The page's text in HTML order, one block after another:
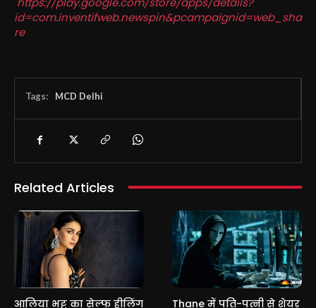
id=com.inventifweb.newspin&pcampaignid=web_sha
re
Tags: MCD Delhi
Related Articles
आलिया भट्ट का सेल्फ हीलिंग
Thane में पति-पत्नी से शेयर